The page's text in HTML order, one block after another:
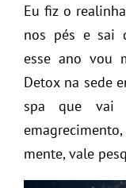
Eu fiz o
nos pés e sai
esse ano vou
Detox na sede
spa que vai
mente, vale